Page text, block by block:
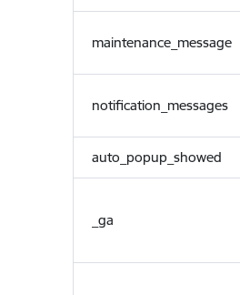
maintenance_message
notification_messages
auto_popup_showed
_ga